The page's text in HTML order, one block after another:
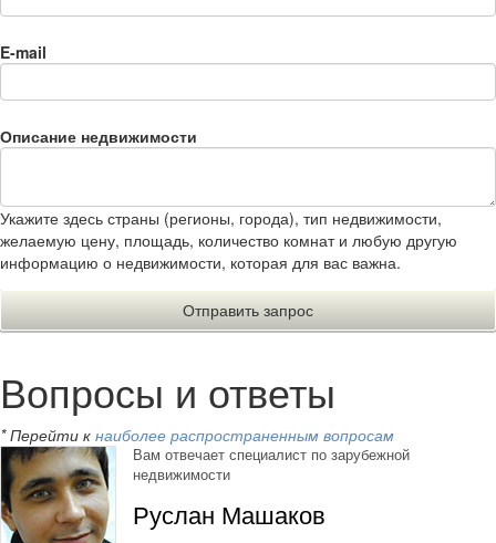
E-mail
Описание недвижимости
Укажите здесь страны (регионы, города), тип недвижимости,
желаемую цену, площадь, количество комнат и любую другую
информацию о недвижимости, которая для вас важна.
Вопросы и ответы
* Перейти к наиболее распространенным вопросам
Вам отвечает специалист по зарубежной
недвижимости
Руслан Машаков